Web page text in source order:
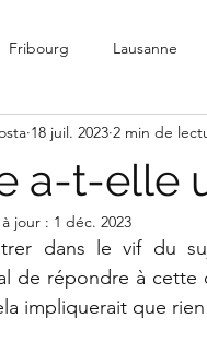
Fribourg Lausanne
a-t-elle
18 juil. 2023 2 min de
jour : 1 déc. 2023
dans le vif du
de répondre à cette
impliquerait que